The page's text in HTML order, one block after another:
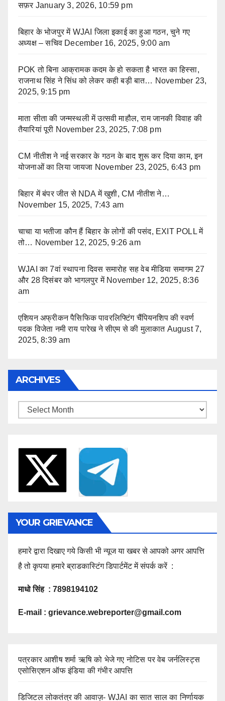
सफ़र January 3, 2026, 10:59 pm
बिहार के भोजपुर में WJAI जिला इकाई का हुआ गठन, चुने गए
अध्यक्ष – सचिव December 16, 2025, 9:00 am
POK तो बिना आक्रामक कदम के हो सकता है भारत का हिस्सा,
राजनाथ सिंह ने सिंध को लेकर कही बड़ी बात… November 23,
2025, 9:15 pm
माता सीता की जन्मस्थली में उत्सवी माहौल, राम जानकी विवाह की
तैयारियां पूरी November 23, 2025, 7:08 pm
CM नीतीश ने नई सरकार के गठन के बाद शुरू कर दिया काम, इन
योजनाओं का लिया जायजा November 23, 2025, 6:43 pm
बिहार में बंपर जीत से NDA में खुशी, CM नीतीश ने…
November 15, 2025, 7:43 am
चाचा या भतीजा कौन हैं बिहार के लोगों की पसंद, EXIT POLL में
तो… November 12, 2025, 9:26 am
WJAI का 7वां स्थापना दिवस समारोह सह वेब मीडिया समागम 27
और 28 दिसंबर को भागलपुर में November 12, 2025, 8:36
am
एशियन अफ्रीकन पैसिफिक पावरलिफ्टिंग चैंपियनशिप की स्वर्ण
पदक विजेता नमी राय पारेख ने सीएम से की मुलाकात August 7,
2025, 8:39 am
ARCHIVES
Archives
YOUR GRIEVANCE
हमारे द्वारा दिखाए गये किसी भी न्यूज या खबर से आपको अगर आपत्ति
है तो कृपया हमारे ब्राडकास्टिंग डिपार्टमेंट में संपर्क करें :
माधो सिंह : 7898194102
E-mail : grievance.webreporter@gmail.com
पत्रकार आशीष शर्मा ऋषि को भेजे गए नोटिस पर वेब जर्नलिस्ट्स
एसोसिएशन ऑफ इंडिया की गंभीर आपत्ति
डिजिटल लोकतंत्र की आवाज़- WJAI का सात साल का निर्णायक